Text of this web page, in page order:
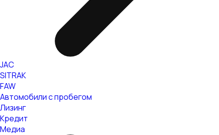
JAC
SITRAK
FAW
Автомобили с пробегом
Лизинг
Кредит
Медиа